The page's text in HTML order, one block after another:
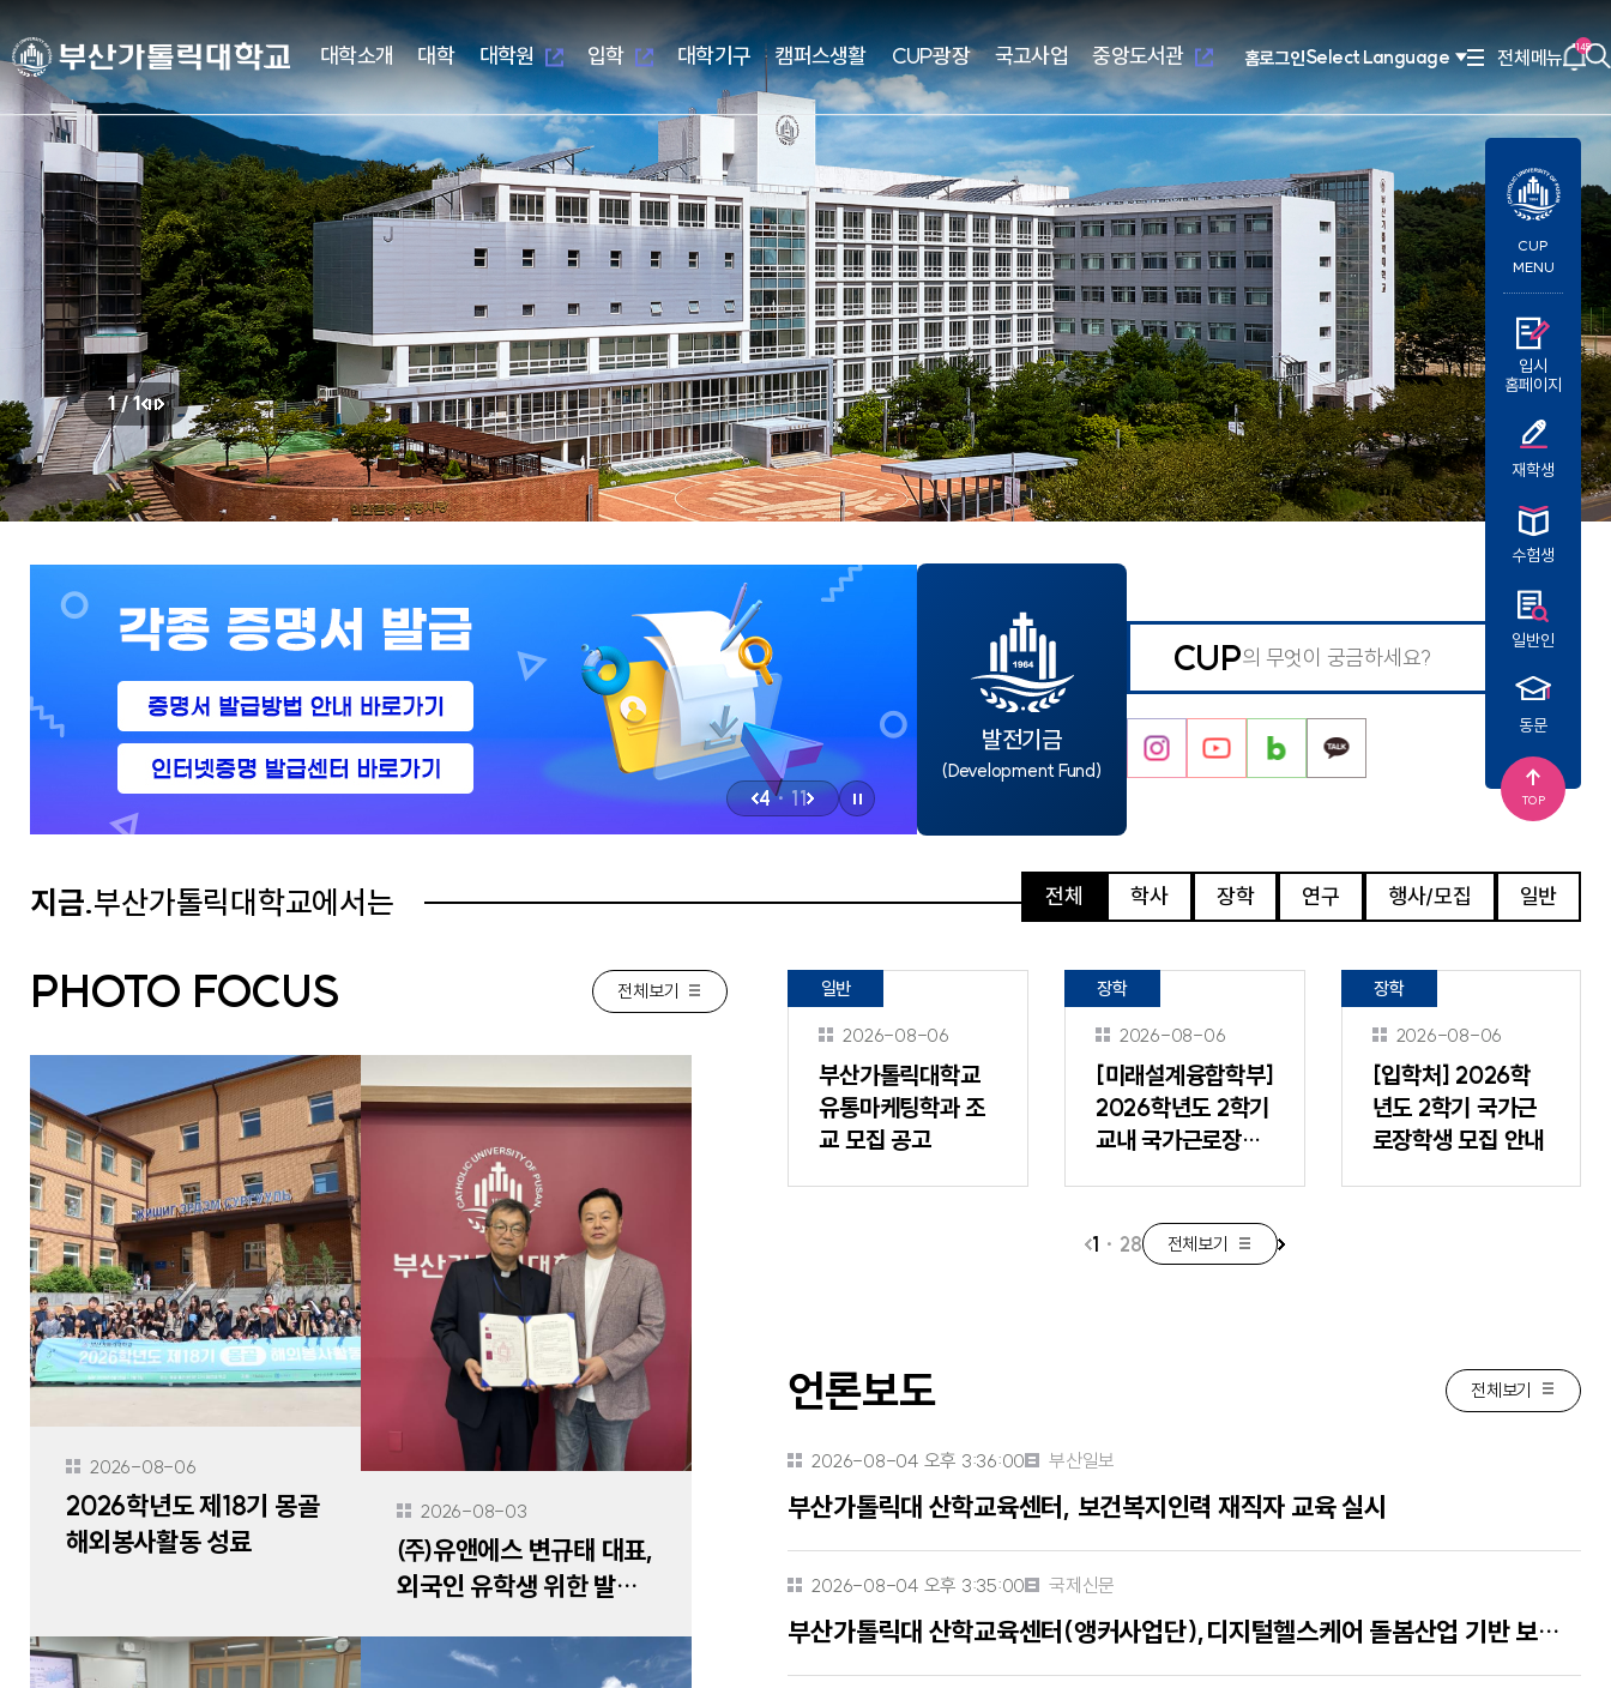
주메뉴로 가기
본문으로 가기
하단으로 가기
대학소개
대학소개
새로운 도전을 향한 걸음에
발맞춰 함께하는 대학교
총장실
약력
취임사
개교 기념 사업 새창열림 대학이념
교육 헌장
대학이념
중장기 발전 계획
특성화계획
연혁/발전사
2010년대 ~ 현재
2000년대 ~ 2009
1990 ~ 1999
1960 ~ 1989
학교상징
심볼마크
전용컬러
로고타입
시그니처
앰블램
UI메뉴얼
규정집 대학요람 학교법인성모학원 새창열
교내전화번호
기타
찾아오시는길
교통안내
캠퍼스 맵
학교홍보동영상
학교홍보동영상
대학
대학
새로운 도전을 향한 걸음에
발맞춰 함께하는 대학교
간호대학
간호학과
노인복지보건학과
보건과학대학
임상병리학과
물리치료학과
방사선학과
치기공학과
병원경영학과
언어청각치료학과
산업안전보건학과
학사학위특별과정(야간)
임상병리학과
물리치료학과
방사선학과
치기공학과
병원경영학과
응용과학대학
환경공학과
환경행정학과
컴퓨터공학과
소프트웨어학과
컴퓨터정보공학과
소방방재학과
사회과학대학
경영학과
유통마케팅학과
경영정보학과
미래설계융합학부
교양대학
인성교양학부
자율전공학부
자율전공학부
대학원
새
창
열
림
입학
새
창
열
림
대학기구
대학기구
새로운 도전을 향한 걸음에
발맞춰 함께하는 대학교
대학조직 대학본부
교무처
학생처
기획처
사무처
교목처
입학처
국제교류처
연구처
부속시설
중앙도서관(사피엔스관)
정보전산원
신문사
방송국
학생생활교육관
예비군대대
성서교육원
학생상담·장애소수학생지원센
터
교수학습개발센터
건강증진센터
진로취창업지원센터
부설교육기관
평생교육원
국제교육원
부설연구소
병원경영컨설팅연구소
응용과학연구소
인문학연구소
신앙과삶연구소
대학중점융합연구소
교양교육연구소
협력교육기관
음악교육원
부산가톨릭신학원
협력연구소
부산교회사연구소
산학협력단
현장실습지원센터
공동기기센터
기업지원센터
부산가톨릭상담센터
호스피스완화케어센터
AI융합센터
치과기술혁신센터
적정기술연구소
KS바이오분석센터
부산강서구정신건강복지센터
창업지원단
새창열림 발전협의회사무국 새창열림 비서실 인권성평등센터
새창열림 대학통합성과관리센터 중독회복이음센터
캠퍼스생활
캠퍼스생활
새로운 도전을 향한 걸음에
발맞춰 함께하는 대학교
학사정보
학사일정
학사정보시스템
통합인재양성관리시스템
비교과가이드북
비교과 월별 계획
온라인 서식
학생편의정보안내
학생생활교육관(기숙사)
식당&매점
식단표
CUP GYM
인터넷증명발급
국제학생증발급신청
서울디지털대학교
Office 365
학생자치기구
총학생회
동아리연합회
인터넷증명발급 새창열
CUP광장
CUP광장
새로운 도전을 향한 걸음에
발맞춰 함께하는 대학교
CUP 광장
학생행사
FAQ
알립니다
일반공지
학사공지
장학공지
행사모집
언론보도
포토포커스
취업정보
연구정보
개인정보 목적 외 이용 및 제3자
제공
국고사업
국고사업
새로운 도전을 향한 걸음에
발맞춰 함께하는 대학교
대학혁신지원사업(CUP-UIS) 새창열림 지역혁신중심 대학지원체계(RISE) 고교교육기여대학지원사업
중앙도서관
창
열
림
홈로그인Select Language 전체메뉴알
림
145
찾
기
1/1 이
전
버
튼
정
지
CUP
MENU
입시
홈페이지
재학생
수험생
일반인
동문
TOP
이
튼
4·11다
튼
정
발전기금
(Development Fund)
CUP
검색버
튼
그
램
유
로
그
널
지금.부산가톨릭대학교에서는
PHOTO FOCUS 전체보기
2026-08-06
2026학년도 제18기 몽골
해외봉사활동 성료
2026-08-03
㈜유앤에스 변규태 대표,
외국인 유학생 위한 발전
기부’ 약정
전체 학사 장학 연구 행사/모집 일반
일반
2026-08-06
부산가톨릭대학교
유통마케팅학과 조
교 모집 공고
장학
2026-08-06
[미래설계융합학부]
2026학년도 2학기
교내 국가근로장학
장학
2026-08-06
[입학처] 2026학
년도 2학기 국가근
로장학생 모집 안내
이
1 · 28 전체보기
다
언론보도 전체보기
2026-08-04 오후 3:36:00 부산일보
부산가톨릭대 산학교육센터, 보건복지인력 재직자 교육 실시
2026-08-04 오후 3:35:00 국제신문
부산가톨릭대 산학교육센터(앵커사업단),디지털헬스케어 돌봄산업 기반 보건복지인력 재직자 교육 실시